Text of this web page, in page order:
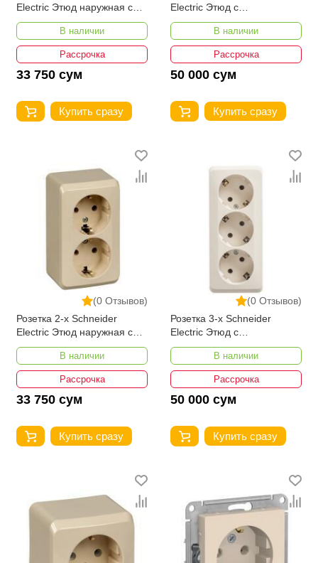
Electric Этюд наружная с
заземлением без шторок
16А 250В В наличии
Рассрочка
33 750 сум
Купить сразу
Electric Этюд с
заземлением без шторок
16А 250В В наличии
Рассрочка
50 000 сум
Купить сразу
(0 Отзывов)
Розетка 2-х Schneider
Electric Этюд наружная с
заземлением без шторок
16А 250В бежевая
В наличии
Рассрочка
33 750 сум
Купить сразу
(0 Отзывов)
Розетка 3-х Schneider
Electric Этюд с
заземлением без шторок
16А 250В бежевая
В наличии
Рассрочка
50 000 сум
Купить сразу